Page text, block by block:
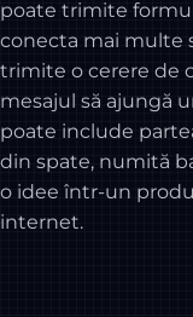
poate trimite
conecta mai multe
trimite o cerere de
mesajul să ajungă
poate include
din spate, numită
o idee într-un
internet.